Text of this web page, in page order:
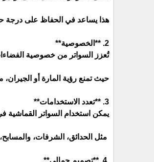
هذا يساعد في الحفاظ على درجة
2. **الخصوصية**
تُعزز السواتر من خصوصية
حيث تمنع رؤية المارة أو الجيران،
3. **تعدد الاستخدامات**
يمكن استخدام السواتر القماشية
مثل الحدائق، الشرفات،